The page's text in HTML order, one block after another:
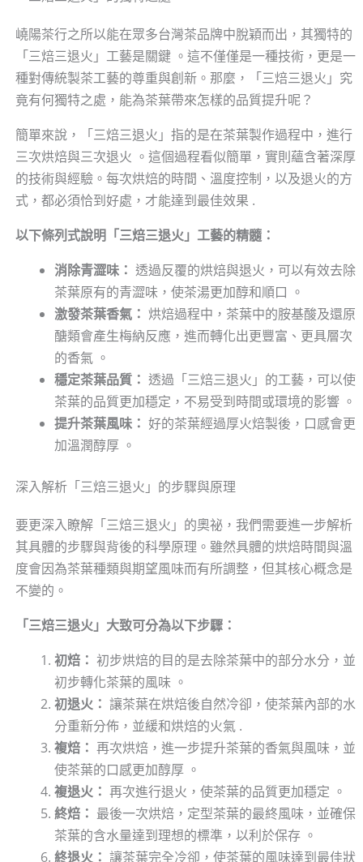
嶢陽茶行之所以能在眾多台灣茶品牌中脫穎而出，其獨特的
「三焙三退火」工藝是關鍵 。這不僅僅是一種技術，更是一
種對傳統製茶工藝的尊重與創新。那麼，「三焙三退火」究
竟有何獨特之處，能為茶葉帶來怎樣的品質提升呢？
簡單來說，「三焙三退火」指的是在茶葉製作過程中，進行
三次烘焙與三次退火 。這個過程看似簡單，實則蘊含著深厚
的技術與經驗。每次烘焙的時間、溫度控制，以及退火的方
式，都必須恰到好處，才能達到最佳效果 .
以下條列式說明「三焙三退火」工藝的精髓：
消除青澀味： 透過反覆的烘焙與退火，可以有效去除
茶葉原有的青澀味，使茶湯更加醇和順口 。
激發茶葉香氣： 烘焙過程中，茶葉中的胺基酸及還原
醣類會產生梅納反應，進而轉化出更豐富、更具層次
的香氣 。
穩定茶葉品質： 透過「三焙三退火」的工藝，可以使
茶葉的品質更加穩定，不易受到時間或環境的影響 。
提升茶葉風味： 好的茶葉經過厚火焙製後，口感會更
加溫潤醇厚 。
深入解析「三焙三退火」的步驟與原理
要更深入瞭解「三焙三退火」的奧祕，我們需要進一步解析
其具體的步驟與背後的科學原理。雖然具體的烘焙時間與溫
度會因為茶葉種類與期望風味而有所調整，但其核心概念是
不變的。
「三焙三退火」大致可分為以下步驟：
初焙： 初步烘焙的目的是去除茶葉中的部分水分，並
初步轉化茶葉的風味 。
初退火： 讓茶葉在烘焙後自然冷卻，使茶葉內部的水
分重新分佈，並緩和烘焙的火氣 .
複焙： 再次烘焙，進一步提升茶葉的香氣與風味，並
使茶葉的口感更加醇厚 。
複退火： 再次進行退火，使茶葉的品質更加穩定 。
終焙： 最後一次烘焙，定型茶葉的最終風味，並確保
茶葉的含水量達到理想的標準，以利於保存 。
終退火： 讓茶葉完全冷卻，使茶葉的風味達到最佳狀